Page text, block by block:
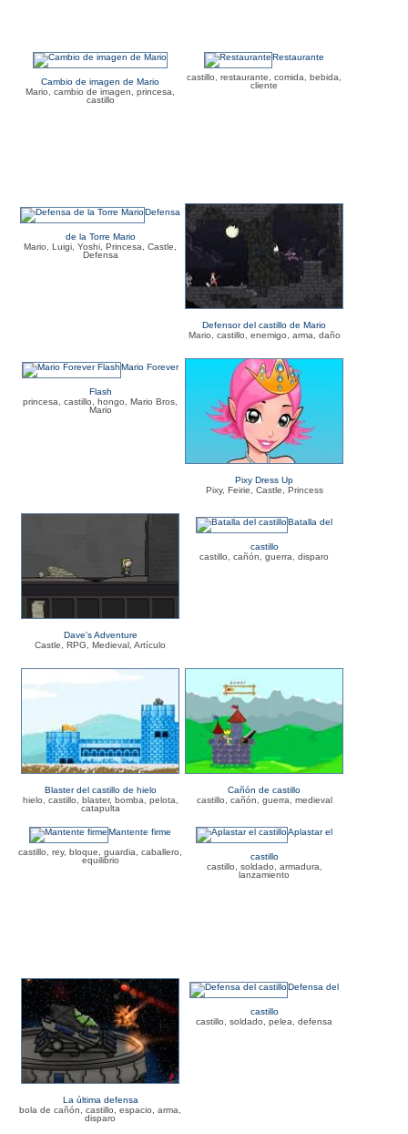
Cambio de imagen de Mario
Mario, cambio de imagen, princesa,
castillo
Restaurante
castillo, restaurante, comida, bebida,
cliente
Defensa
de la Torre Mario
Mario, Luigi, Yoshi, Princesa, Castle,
Defensa
Defensor del castillo de Mario
Mario, castillo, enemigo, arma, daño
Mario Forever
Flash
princesa, castillo, hongo, Mario Bros,
Mario
Pixy Dress Up
Pixy, Feirie, Castle, Princess
Dave's Adventure
Castle, RPG, Medieval, Artículo
Batalla del
castillo
castillo, cañón, guerra, disparo
Blaster del castillo de hielo
hielo, castillo, blaster, bomba, pelota,
catapulta
Cañón de castillo
castillo, cañón, guerra, medieval
Mantente firme
castillo, rey, bloque, guardia, caballero,
equilibrio
Aplastar el
castillo
castillo, soldado, armadura,
lanzamiento
La última defensa
bola de cañón, castillo, espacio, arma,
disparo
Defensa del
castillo
castillo, soldado, pelea, defensa